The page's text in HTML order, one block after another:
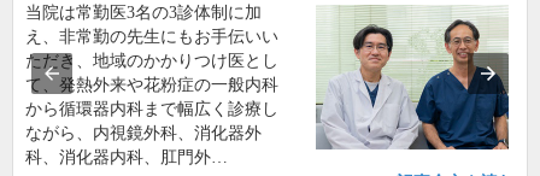
当院は常勤医3名の3診体制に加
え、非常勤の先生にもお手伝いい
ただき、地域のかかりつけ医とし
て、発熱外来や花粉症の一般内科
から循環器内科まで幅広く診療し
ながら、内視鏡外科、消化器外
科、消化器内科、肛門外…